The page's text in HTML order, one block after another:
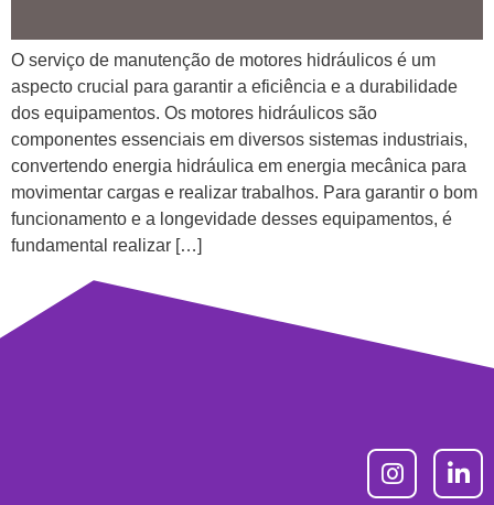
O serviço de manutenção de motores hidráulicos é um
aspecto crucial para garantir a eficiência e a durabilidade
dos equipamentos. Os motores hidráulicos são
componentes essenciais em diversos sistemas industriais,
convertendo energia hidráulica em energia mecânica para
movimentar cargas e realizar trabalhos. Para garantir o bom
funcionamento e a longevidade desses equipamentos, é
fundamental realizar […]